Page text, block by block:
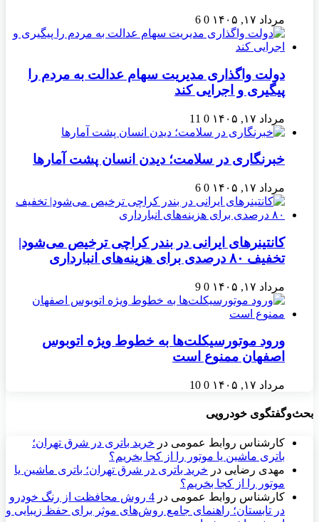
مرداد ۱۷, ۱۴۰۵ 0
6
دولت واگذاری مدیریت سهام عدالت به مردم را
پیگیری و اجرایی کند
مرداد ۱۷, ۱۴۰۵ 0
11
خبرنگاری در سلامت؛ دیدن انسان پشت آمارها
مرداد ۱۷, ۱۴۰۵ 0
6
کانتینرهای ایرانی در بندر کراچی ترخیص می‌شود|
تخفیف ۸۰ درصدی برای هزینه‌های انبارداری
مرداد ۱۷, ۱۴۰۵ 0
9
ورود موتورسیکلت‌ها به خطوط ویژه اتوبوس
اصفهان ممنوع است
مرداد ۱۷, ۱۴۰۵ 0
10
بحث‌وگفتگوی خودرویی
کارشناس روابط عمومی در خرید باتری در شرق تهران؛
باتری ماشین یا موتور را از کجا بخریم؟
مهدی رضایی در خرید باتری در شرق تهران؛ باتری ماشین یا
موتور را از کجا بخریم؟
کارشناس روابط عمومی در
4 روش محافظت از رنگ خودرو
در تابستان؛ راهنمای جامع روش‌های موثر برای حفظ زیبایی و